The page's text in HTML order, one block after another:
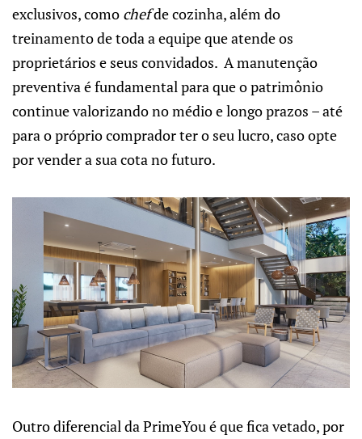
exclusivos, como chefde cozinha, além do
treinamento de toda a equipe que atende os
proprietários e seus convidados. A manutenção
preventiva é fundamental para que o patrimônio
continue valorizando no médio e longo prazos – até
para o próprio comprador ter o seu lucro, caso opte
por vender a sua cota no futuro.
Outro diferencial da PrimeYou é que fica vetado, por